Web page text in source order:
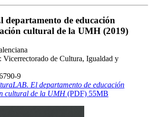
de educación
cultural de la UMH (2019)
Vicerrectorado de Cultura, Igualdad y
9
El departamento de educación
cultural de la UMH(PDF) 55MB